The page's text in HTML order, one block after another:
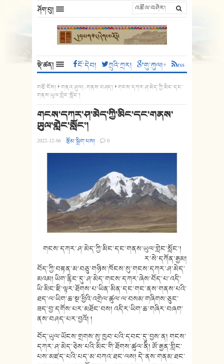
ཤོག་བུ།
སྡེ་ཚན། ངོ་དེབ། ཀྲུའི་ཀྲར། གུ་ཀུལ།+ rss
གཙོ་ངོས། གནའ་ཤུལ།,གནས་བཤད།
གངས་དཀར་ཤ་མེད་ཀྱི་མིང་དང་
གནས་ཡུལ་གླེང་སློང་།
གངས་དཀར་ཤ་མེད་ཀྱི་མིང་དང་གནས་
ཡུལ་གླེང་སློང་།
2022-12-06 ·རྩོམ་སྒྲིག་པས། · 0
གངས་དཀར་ཤ་མེད་ཀྱི་མིང་དང་གནས་ཡུལ་གླེང་སློང་།
ར་སེ་དཀོན་རྒྱམ།
བོད་ཀྱི་བརྟན་མ་བཅུ་གཉིས་ཁོངས་སུ་གངས་དཀར་ཤ་མེད་
མའམ། ཡིག་རྙིང་དུ་ཤ་མེད་གངས་དཀར་ཞེས་བོད་པ་འདི་
ཡི་མིང་ཇི་ལྟར་ཐོགས་པ་ཡིན་མིན་དང་གང་ནས་གནས་པའི་
ཐད་ལ་ཡིག་ཆ་སྔ་ཕྱིའི་འགྲེལ་ཚུལ་ལ་བསམ་གཞིགས་ཅུང་
ཟད་བྱ་དགོས་པར་མཐོང་བས། འདིར་ཡིག་ཆ་གཞིར་བཞག་
ནས་བཤད་པར་བྱའོ། །
བོད་ཡུལ་ཡོངས་གྲགས་སུ་ཁྱབ་པའི་དབང་དུ་བྱས་ན། གངས་
དཀར་ཤ་མེད་ཅེས་པའི་མིང་གི་ཐོགས་ཚུལ་ནི། ཨོ་རྒྱན་གླིང་
པས་མཛད་པའི་པད་མ་བཀའ་ཐང་ལས། དེ་ནས་གནམ་ཐང་